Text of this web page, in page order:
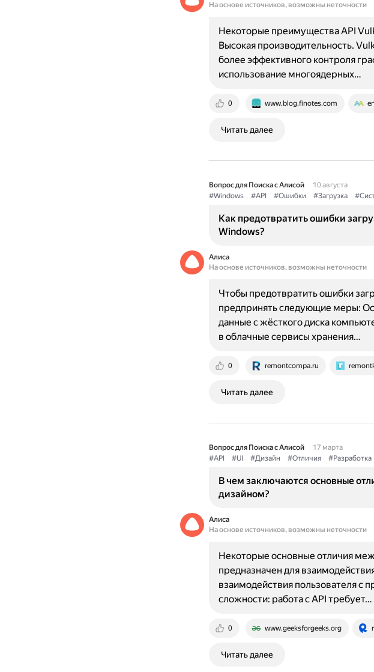
На основе источников, возможны неточности
0 www.blog.finotes.com
Некоторые преимущества API
Высокая производительность.
более эффективного контроля
использование многоядерных…
Читать далее
Вопрос для Поиска с Алисой
10 августа
#Windows
#API #Ошибки #Загрузка
Как предотвратить ошибки
Windows?
Алиса
На основе источников, возможны неточности
0 remontcompa.ru
Чтобы предотвратить ошибки
предпринять следующие меры:
данные с жёсткого диска
в облачные сервисы хранения…
Читать далее
Вопрос для Поиска с Алисой
17 марта
#API
#UI #Дизайн #Отличия #Разработка
В чем заключаются основные
дизайном?
Алиса
На основе источников, возможны неточности
0 www.geeksforgeeks.org
Некоторые основные отличия
предназначен для
взаимодействия пользователя
сложности: работа с API требует…
Читать далее